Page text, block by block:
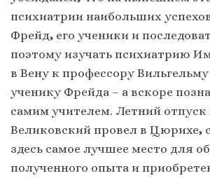
психиатрии наибольших
Фрейд, его ученики и
поэтому изучать психиатрию
в Вену к профессору
ученику Фрейда – а вскоре
самим учителем. Летний отпуск
Великовский провел в Цюрихе,
здесь самое лучшее место для
полученного опыта и